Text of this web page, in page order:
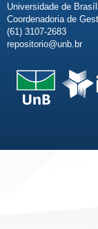
Universidade de
Coordenadoria de
(61) 3107-2683
repositorio@unb.br